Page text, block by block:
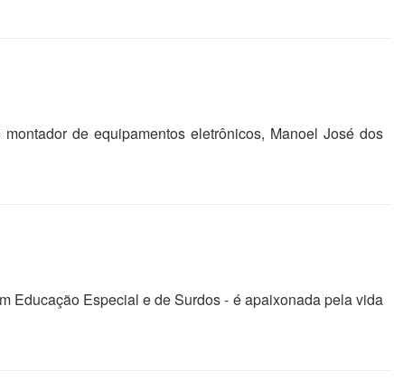
de equipamentos eletrônicos, Manoel José dos
Educação Especial e de Surdos - é apaixonada pela vida